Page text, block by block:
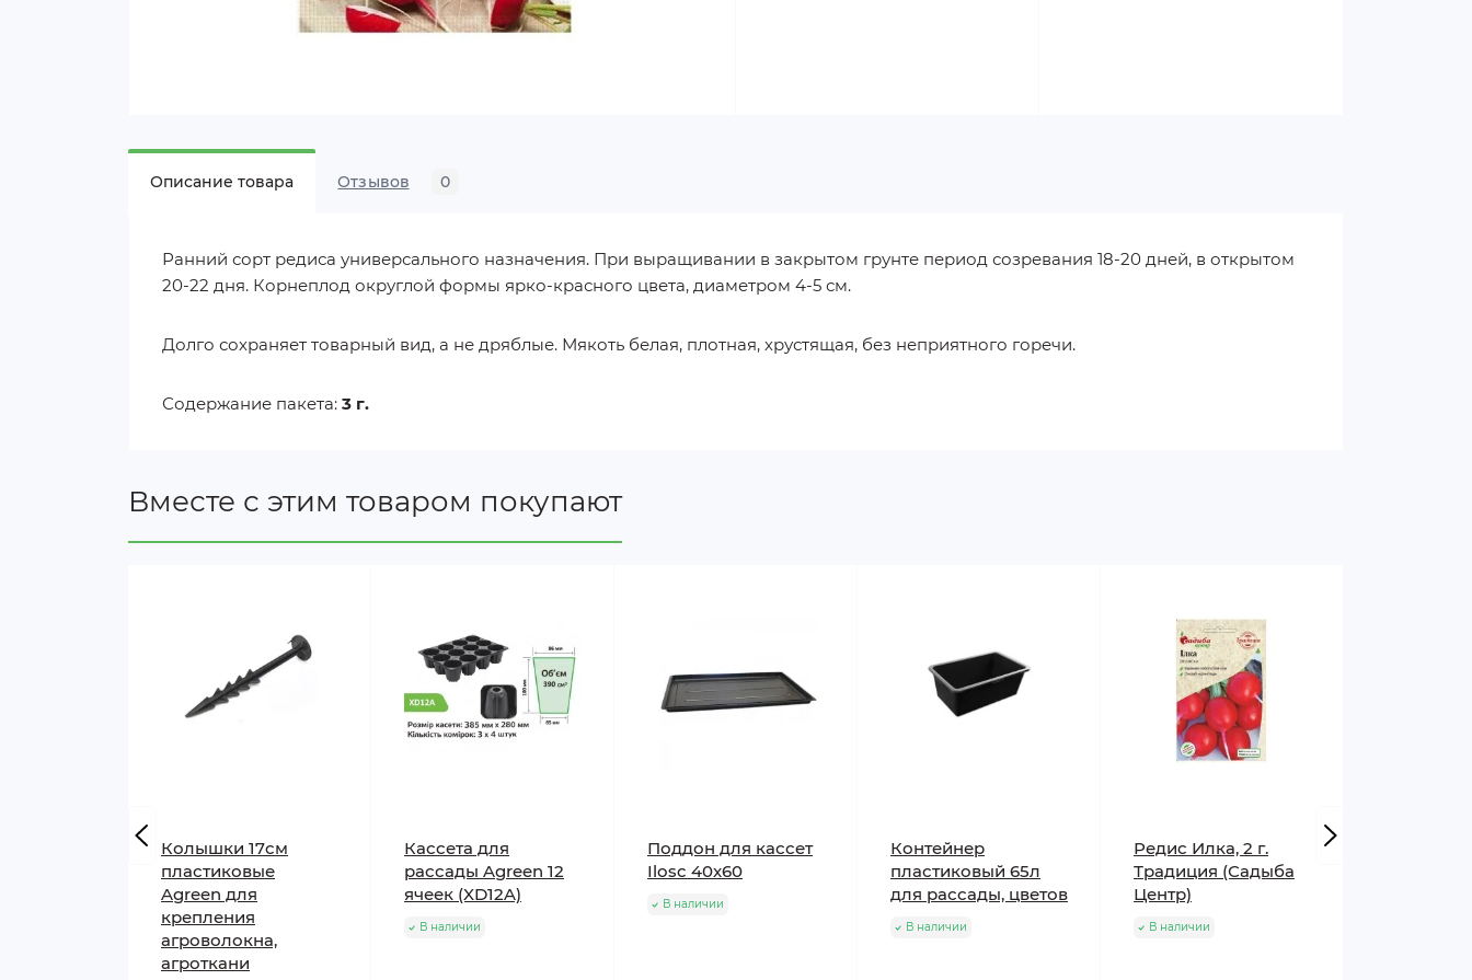
Описание товара Отзывов 0
Ранний сорт редиса универсального назначения. При выращивании в закрытом грунте период созревания 18-20 дней, в открытом
20-22 дня. Корнеплод округлой формы ярко-красного цвета, диаметром 4-5 см.
Долго сохраняет товарный вид, а не дряблые. Мякоть белая, плотная, хрустящая, без неприятного горечи.
Содержание пакета: 3 г.
Вместе с этим товаром покупают
Колышки 17см
пластиковые
Agreen для
крепления
агроволокна,
агроткани
Кассета для
рассады Agreen 12
ячеек (XD12A)
В наличии
Поддон для кассет
Ilosc 40x60
В наличии
Контейнер
пластиковый 65л
для рассады, цветов
В наличии
Редис Илка, 2 г.
Традиция (Садыба
Центр)
В наличии